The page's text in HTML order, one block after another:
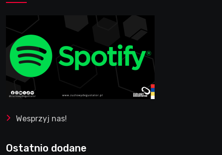
Wesprzyj nas!
Ostatnio dodane